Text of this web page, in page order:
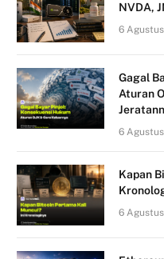
NVDA,
6
Gagal
Aturan
6
Kapan
6